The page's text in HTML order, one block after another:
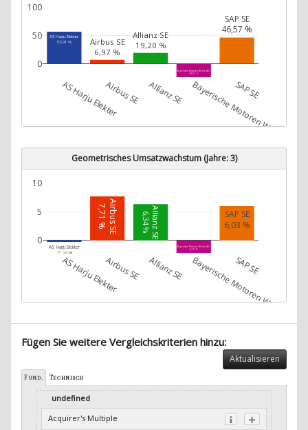
AS Harju Elekter
57,01 %
Airbus SE
6,97 %
Allianz SE
19,20 %
Bayerische Motoren Werke AG
-24,21 %
SAP SE
46,57 %
AS Harju ElekterAirbus SE Allianz SE Bayerische Motoren Werke AG
SAP SE
0
50
100
Geometrisches Umsatzwachstum (Jahre: 3)
AS Harju Elekter
-0,24 %
Airbus SE
7,71 % Allianz SE
6,34 %
Bayerische Motoren Werke AG
-2,19 %
SAP SE
6,03 %
AS Harju ElekterAirbus SE Allianz SE Bayerische Motoren Werke AG
SAP SE
0
5
10
Fügen Sie weitere Vergleichskriterien hinzu:
Aktualisieren
Fund. Technisch
undefined
Acquirer's Multiple